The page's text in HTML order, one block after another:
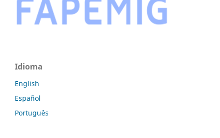
Idioma
English
Español
Português